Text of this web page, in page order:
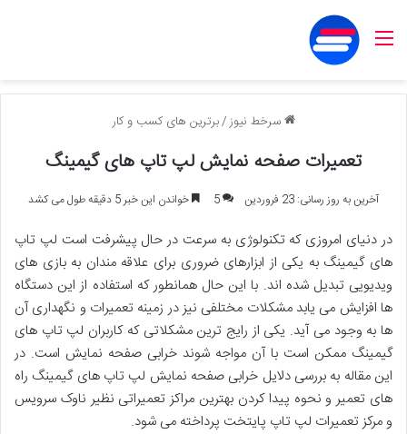
منو
سرخط نیوز/برترین های کسب و کار
تعمیرات صفحه نمایش لپ تاپ های گیمینگ
آخرین به روز رسانی: 23 فروردین 5 خواندن این خبر 5 دقیقه طول می کشد
در دنیای امروزی که تکنولوژی به سرعت در حال پیشرفت است لپ تاپ
های گیمینگ به یکی از ابزارهای ضروری برای علاقه مندان به بازی های
ویدیویی تبدیل شده اند. با این حال همانطور که استفاده از این دستگاه
ها افزایش می یابد مشکلات مختلفی نیز در زمینه تعمیرات و نگهداری آن
ها به وجود می آید. یکی از رایج ترین مشکلاتی که کاربران لپ تاپ های
گیمینگ ممکن است با آن مواجه شوند خرابی صفحه نمایش است. در
این مقاله به بررسی دلایل خرابی صفحه نمایش لپ تاپ های گیمینگ راه
های تعمیر و نحوه پیدا کردن بهترین مراکز تعمیراتی نظیر ناوک سرویس
و مرکز تعمیرات لپ تاپ پایتخت پرداخته می شود.